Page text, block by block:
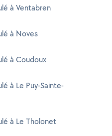
à Ventabren
à Noves
à Coudoux
à Le Puy-Sainte-
à Le Tholonet